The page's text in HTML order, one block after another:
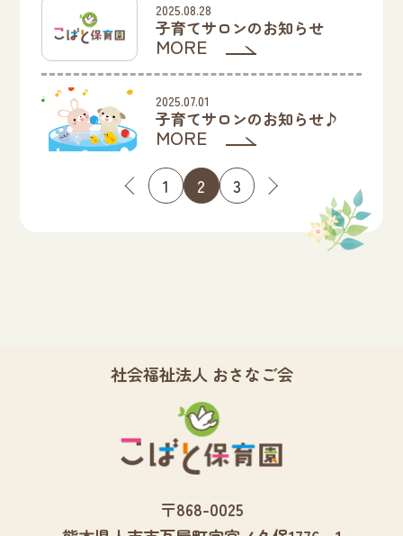
2025.08.28
子育てサロンのお知らせ
MORE
2025.07.01
子育てサロンのお知らせ♪
MORE
1 2 3
社会福祉法人 おさなご会
〒868-0025